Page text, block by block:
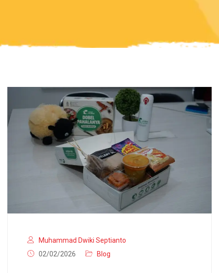
Muhammad Dwiki Septianto
02/02/2026
Blog